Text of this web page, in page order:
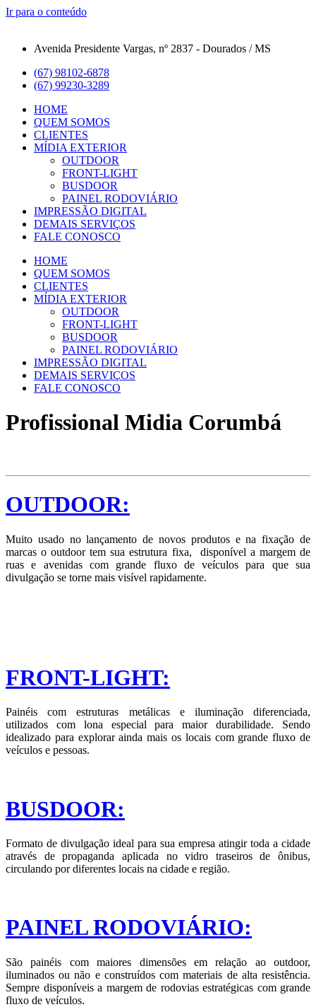
Ir para o conteúdo
Avenida Presidente Vargas, nº 2837 - Dourados / MS
(67) 98102-6878
(67) 99230-3289
HOME
QUEM SOMOS
CLIENTES
MÍDIA EXTERIOR
OUTDOOR
FRONT-LIGHT
BUSDOOR
PAINEL RODOVIÁRIO
IMPRESSÃO DIGITAL
DEMAIS SERVIÇOS
FALE CONOSCO
HOME
QUEM SOMOS
CLIENTES
MÍDIA EXTERIOR
OUTDOOR
FRONT-LIGHT
BUSDOOR
PAINEL RODOVIÁRIO
IMPRESSÃO DIGITAL
DEMAIS SERVIÇOS
FALE CONOSCO
Profissional Midia Corumbá
OUTDOOR:
Muito usado no lançamento de novos produtos e na fixação de
marcas o outdoor tem sua estrutura fixa, disponível a margem de
ruas e avenidas com grande fluxo de veículos para que sua
divulgação se torne mais visível rapidamente.
FRONT-LIGHT:
Painéis com estruturas metálicas e iluminação diferenciada,
utilizados com lona especial para maior durabilidade. Sendo
idealizado para explorar ainda mais os locais com grande fluxo de
veículos e pessoas.
BUSDOOR:
Formato de divulgação ideal para sua empresa atingir toda a cidade
através de propaganda aplicada no vidro traseiros de ônibus,
circulando por diferentes locais na cidade e região.
PAINEL RODOVIÁRIO:
São painéis com maiores dimensões em relação ao outdoor,
iluminados ou não e construídos com materiais de alta resistência.
Sempre disponíveis a margem de rodovias estratégicas com grande
fluxo de veículos.